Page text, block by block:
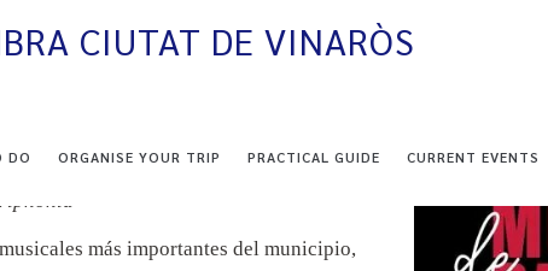
DO ORGANISE YOUR TRIP PRACTICAL GUIDE CURRENT EVENTS
CIUTAT DE VINARÒS
de Vinaròs.
con las actuaciones de los
más importantes del municipio,